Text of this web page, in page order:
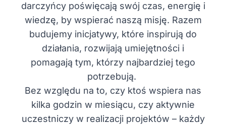
darczyńcy poświęcają swój czas, energię i
wiedzę, by wspierać naszą misję. Razem
budujemy inicjatywy, które inspirują do
działania, rozwijają umiejętności i
pomagają tym, którzy najbardziej tego
potrzebują.
Bez względu na to, czy ktoś wspiera nas
kilka godzin w miesiącu, czy aktywnie
uczestniczy w realizacji projektów – każdy